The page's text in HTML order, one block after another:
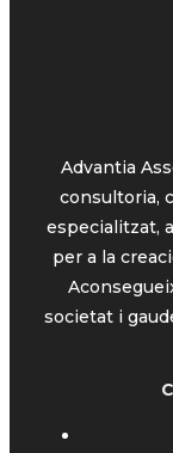
Advantia
consultoria,
especialitzat,
per a la
societat i